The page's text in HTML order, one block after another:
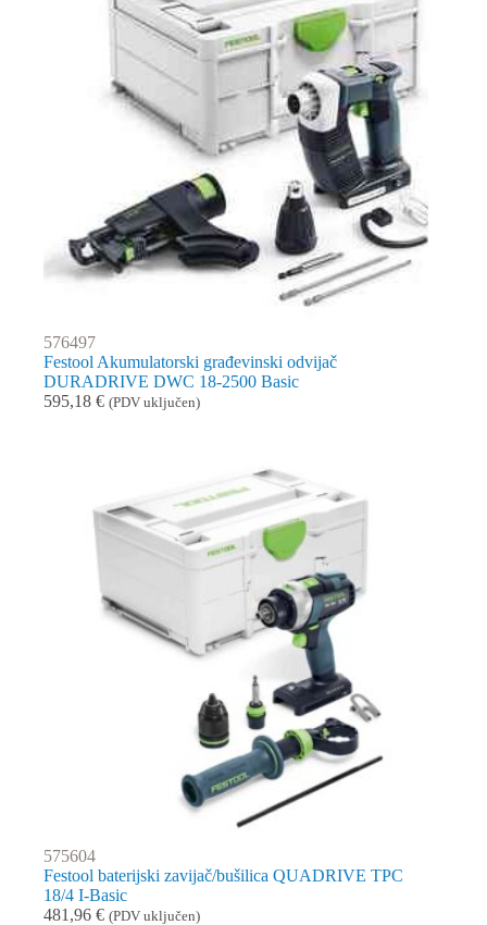
576497
Festool Akumulatorski građevinski odvijač
DURADRIVE DWC 18-2500 Basic
595,18 € (PDV uključen)
575604
Festool baterijski zavijač/bušilica QUADRIVE TPC
18/4 I-Basic
481,96 € (PDV uključen)